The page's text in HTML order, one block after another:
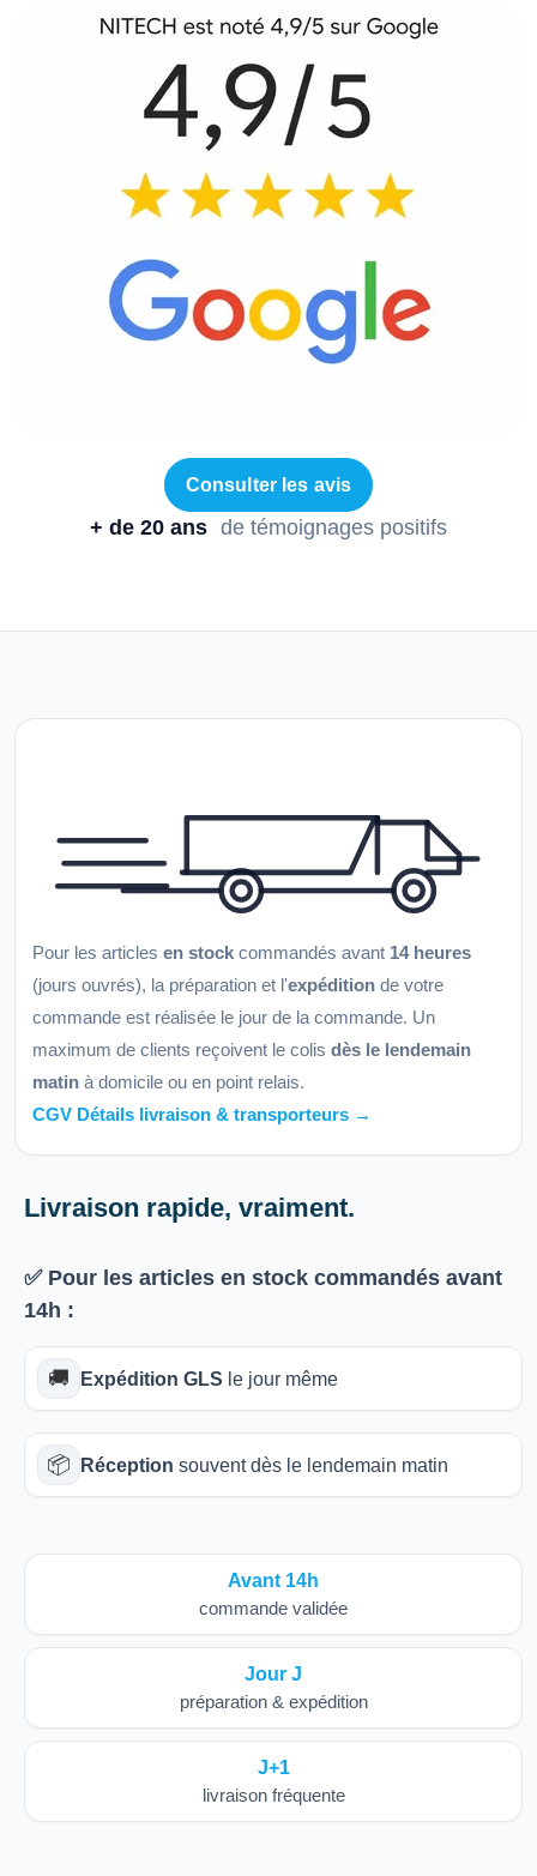
Consulter les avis
+ de 20 ans de témoignages positifs
Pour les articles en stock commandés avant 14 heures
(jours ouvrés), la préparation et l'expédition de votre
commande est réalisée le jour de la commande. Un
maximum de clients reçoivent le colis dès le lendemain
matin à domicile ou en point relais.
CGV Détails livraison & transporteurs →
Livraison rapide, vraiment.
✅ Pour les articles en stock commandés avant
14h :
🚚 Expédition GLS le jour même
📦 Réception souvent dès le lendemain matin
Avant 14h
commande validée
Jour J
préparation & expédition
J+1
livraison fréquente